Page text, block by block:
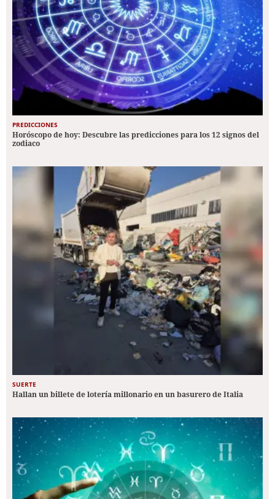
PREDICCIONES
Horóscopo de hoy: Descubre las predicciones para los 12 signos del
zodiaco
SUERTE
Hallan un billete de lotería millonario en un basurero de Italia